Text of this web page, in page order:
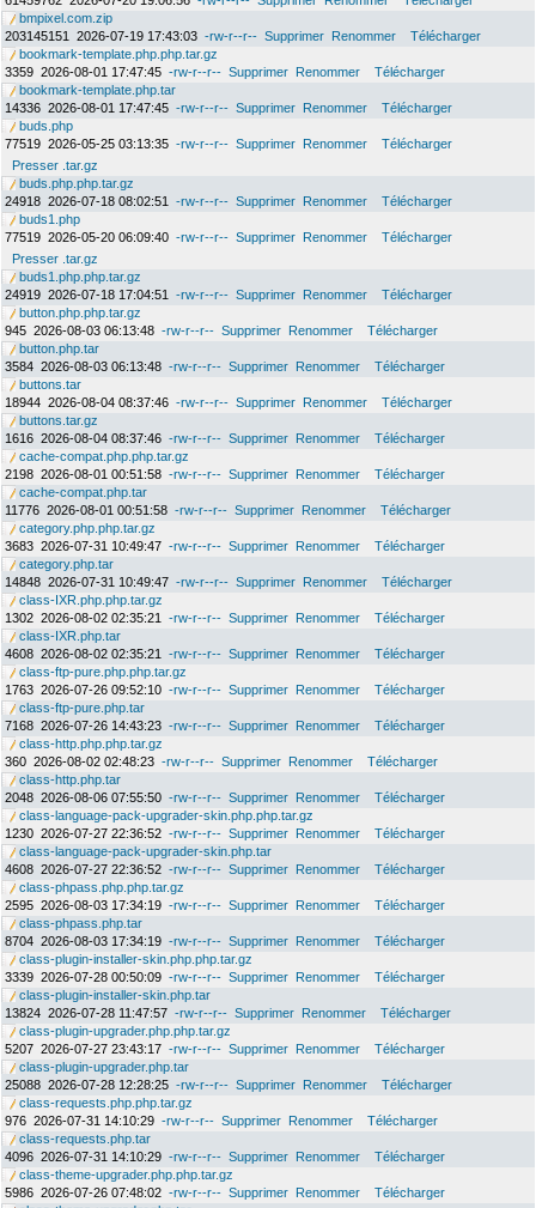
bmpixel.com.zip
203145151
2026-07-19 17:43:03 -rw-r--r-- Supprimer Renommer
Télécharger
bookmark-template.php.php.tar.gz
3359 2026-08-01 17:47:45 -rw-r--r-- Supprimer Renommer
Télécharger
bookmark-template.php.tar
14336 2026-08-01 17:47:45 -rw-r--r-- Supprimer Renommer
Télécharger
buds.php
77519 2026-05-25 03:13:35 -rw-r--r-- Supprimer Renommer
Télécharger
Presser .tar.gz
buds.php.php.tar.gz
24918 2026-07-18 08:02:51 -rw-r--r-- Supprimer Renommer
Télécharger
buds1.php
77519 2026-05-20 06:09:40 -rw-r--r-- Supprimer Renommer
Télécharger
Presser .tar.gz
buds1.php.php.tar.gz
24919 2026-07-18 17:04:51 -rw-r--r-- Supprimer Renommer
Télécharger
button.php.php.tar.gz
945 2026-08-03 06:13:48 -rw-r--r-- Supprimer Renommer
Télécharger
button.php.tar
3584 2026-08-03 06:13:48 -rw-r--r-- Supprimer Renommer
Télécharger
buttons.tar
18944 2026-08-04 08:37:46 -rw-r--r-- Supprimer Renommer
Télécharger
buttons.tar.gz
1616 2026-08-04 08:37:46 -rw-r--r-- Supprimer Renommer
Télécharger
cache-compat.php.php.tar.gz
2198 2026-08-01 00:51:58 -rw-r--r-- Supprimer Renommer
Télécharger
cache-compat.php.tar
11776 2026-08-01 00:51:58 -rw-r--r-- Supprimer Renommer
Télécharger
category.php.php.tar.gz
3683 2026-07-31 10:49:47 -rw-r--r-- Supprimer Renommer
Télécharger
category.php.tar
14848 2026-07-31 10:49:47 -rw-r--r-- Supprimer Renommer
Télécharger
class-IXR.php.php.tar.gz
1302 2026-08-02 02:35:21 -rw-r--r-- Supprimer Renommer
Télécharger
class-IXR.php.tar
4608 2026-08-02 02:35:21 -rw-r--r-- Supprimer Renommer
Télécharger
class-ftp-pure.php.php.tar.gz
1763 2026-07-26 09:52:10 -rw-r--r-- Supprimer Renommer
Télécharger
class-ftp-pure.php.tar
7168 2026-07-26 14:43:23 -rw-r--r-- Supprimer Renommer
Télécharger
class-http.php.php.tar.gz
360 2026-08-02 02:48:23 -rw-r--r-- Supprimer Renommer
Télécharger
class-http.php.tar
2048 2026-08-06 07:55:50 -rw-r--r-- Supprimer Renommer
Télécharger
class-language-pack-upgrader-skin.php.php.tar.gz
1230 2026-07-27 22:36:52 -rw-r--r-- Supprimer Renommer
Télécharger
class-language-pack-upgrader-skin.php.tar
4608 2026-07-27 22:36:52 -rw-r--r-- Supprimer Renommer
Télécharger
class-phpass.php.php.tar.gz
2595 2026-08-03 17:34:19 -rw-r--r-- Supprimer Renommer
Télécharger
class-phpass.php.tar
8704 2026-08-03 17:34:19 -rw-r--r-- Supprimer Renommer
Télécharger
class-plugin-installer-skin.php.php.tar.gz
3339 2026-07-28 00:50:09 -rw-r--r-- Supprimer Renommer
Télécharger
class-plugin-installer-skin.php.tar
13824 2026-07-28 11:47:57 -rw-r--r-- Supprimer Renommer
Télécharger
class-plugin-upgrader.php.php.tar.gz
5207 2026-07-27 23:43:17 -rw-r--r-- Supprimer Renommer
Télécharger
class-plugin-upgrader.php.tar
25088 2026-07-28 12:28:25 -rw-r--r-- Supprimer Renommer
Télécharger
class-requests.php.php.tar.gz
976 2026-07-31 14:10:29 -rw-r--r-- Supprimer Renommer
Télécharger
class-requests.php.tar
4096 2026-07-31 14:10:29 -rw-r--r-- Supprimer Renommer
Télécharger
class-theme-upgrader.php.php.tar.gz
5986 2026-07-26 07:48:02 -rw-r--r-- Supprimer Renommer
Télécharger